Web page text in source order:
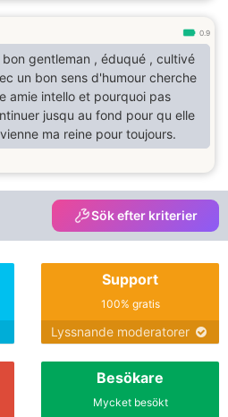
0.9
bon gentleman , éduqué , cultivé
un bon sens d'humour cherche
amie intello et pourquoi pas
jusqu au fond pour qu elle
ma reine pour toujours.
Sök efter kriterier
Support
100% gratis
Lyssnande moderatorer
Besökare
Mycket besökt